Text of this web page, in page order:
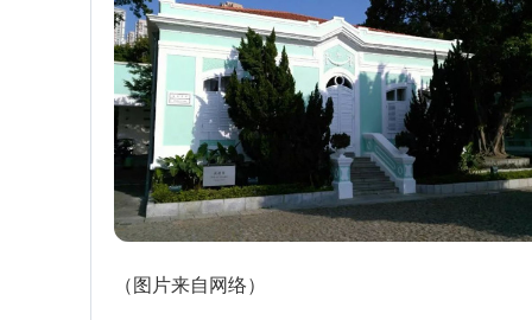
（图片来自网络）